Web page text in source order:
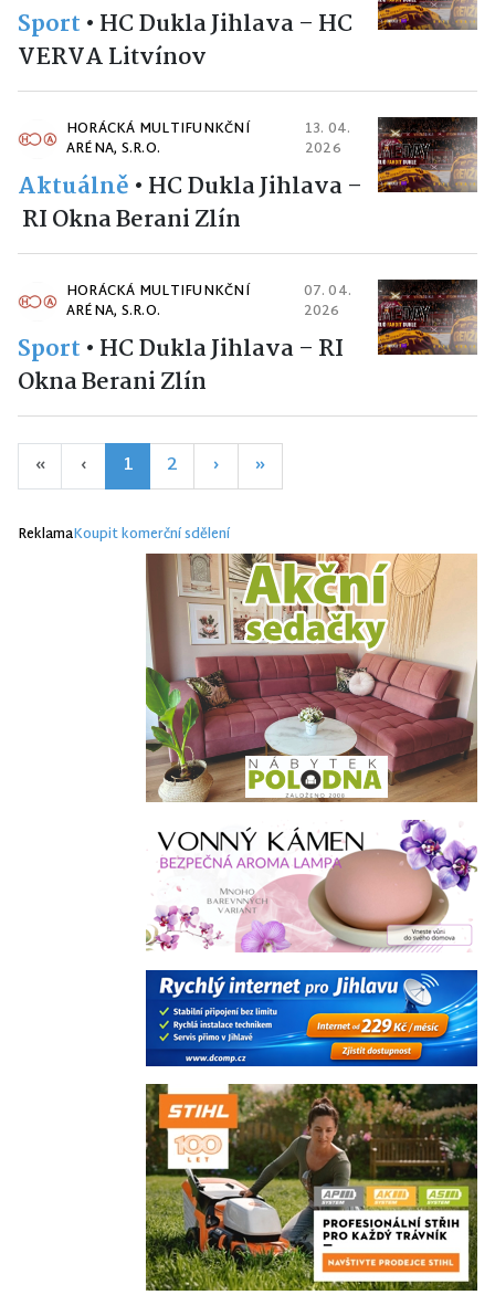
Sport • HC Dukla Jihlava – HC
VERVA Litvínov
HORÁCKÁ MULTIFUNKČNÍ
ARÉNA, S.R.O.
13. 04.
2026
Aktuálně • HC Dukla Jihlava –
RI Okna Berani Zlín
HORÁCKÁ MULTIFUNKČNÍ
ARÉNA, S.R.O.
07. 04.
2026
Sport • HC Dukla Jihlava – RI
Okna Berani Zlín
« ‹ 1 2 › »
ReklamaKoupit komerční sdělení